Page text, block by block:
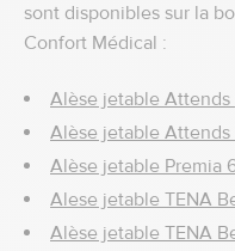
sont disponibles sur la
Confort Médical :
Alèse jetable
Alèse jetable
Alèse jetable Premia
Alese jetable TENA
Alèse jetable TENA